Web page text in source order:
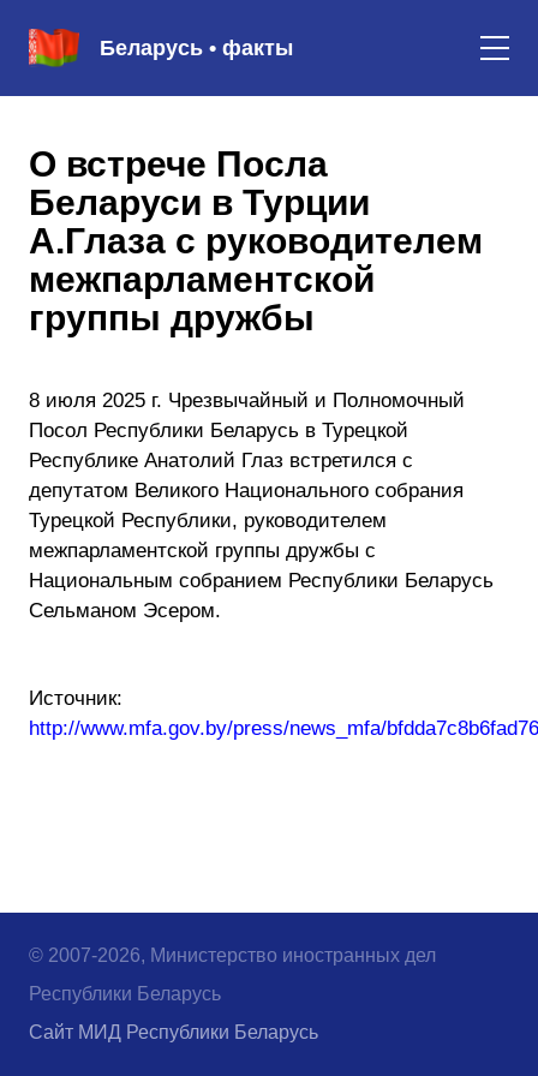
Беларусь • факты
О встрече Посла
Беларуси в Турции
А.Глаза с руководителем
межпарламентской
группы дружбы
8 июля 2025 г. Чрезвычайный и Полномочный
Посол Республики Беларусь в Турецкой
Республике Анатолий Глаз встретился с
депутатом Великого Национального собрания
Турецкой Республики, руководителем
межпарламентской группы дружбы с
Национальным собранием Республики Беларусь
Сельманом Эсером.
Источник:
http://www.mfa.gov.by/press/news_mfa/
© 2007-2026, Министерство иностранных дел
Республики Беларусь
Сайт МИД Республики Беларусь